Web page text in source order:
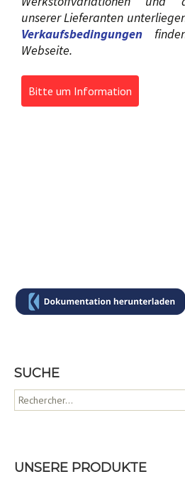
unserer Lieferanten
Verkaufsbedingungen
Webseite.
Bitte um Information
SUCHE
R
e
rUNSERE PRODUKTE